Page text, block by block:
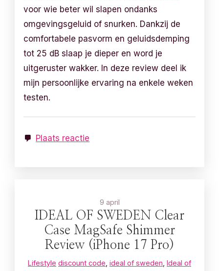
voor wie beter wil slapen ondanks
omgevingsgeluid of snurken. Dankzij de
comfortabele pasvorm en geluidsdemping
tot 25 dB slaap je dieper en word je
uitgeruster wakker. In deze review deel ik
mijn persoonlijke ervaring na enkele weken
testen.
Plaats reactie
9 april
IDEAL OF SWEDEN Clear
Case MagSafe Shimmer
Review (iPhone 17 Pro)
Lifestyle discount code ideal of sweden Ideal of